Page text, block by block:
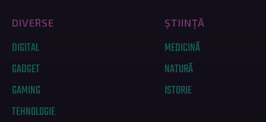
DIVERSE
DIGITAL
GADGET
GAMING
TEHNOLOGIE
ȘTIINȚĂ
MEDICINĂ
NATURĂ
ISTORIE